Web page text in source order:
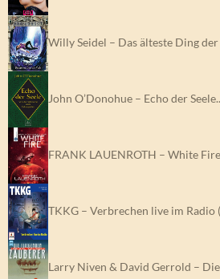
Willy Seidel – Das älteste Ding
John O’Donohue – Echo der
FRANK LAUENROTH – White
TKKG – Verbrechen live im Radio
Larry Niven & David Gerrold –